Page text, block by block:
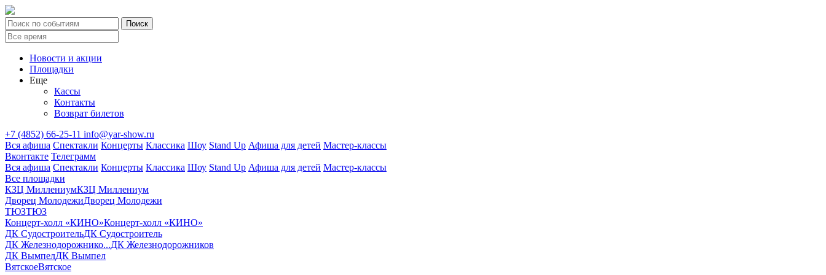
Новости и акции
Площадки
Еще
Кассы
Контакты
Возврат билетов
+7 (4852) 66-25-11 info@yar-show.ru
Вся афиша Спектакли Концерты Классика Шоу Stand Up Афиша для детей Мастер-классы
Вконтакте Телеграмм
Вся афиша Спектакли Концерты Классика Шоу Stand Up Афиша для детей Мастер-классы
Все площадки
КЗЦ МиллениумКЗЦ Миллениум
Дворец МолодежиДворец Молодежи
ТЮЗТЮЗ
Концерт-холл «КИНО»Концерт-холл «КИНО»
ДК СудостроительДК Судостроитель
ДК Железнодорожнико...ДК Железнодорожников
ДК ВымпелДК Вымпел
ВятскоеВятское